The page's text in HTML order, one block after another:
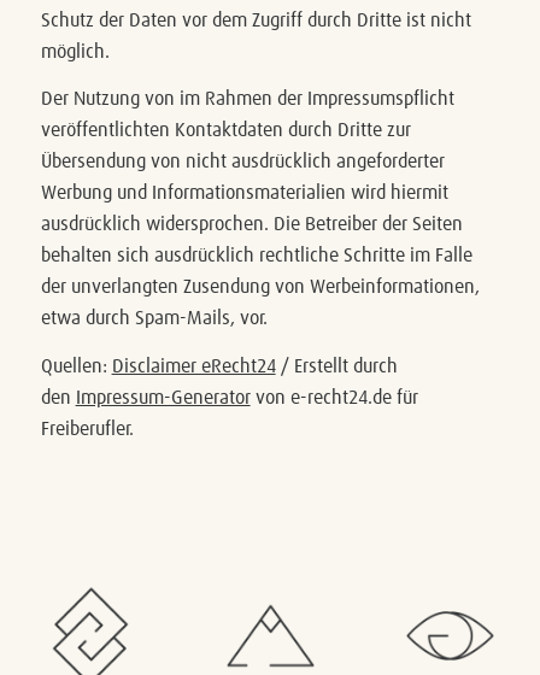
Schutz der Daten vor dem Zugriff durch Dritte ist nicht
möglich.
Der Nutzung von im Rahmen der Impressumspflicht
veröffentlichten Kontaktdaten durch Dritte zur
Übersendung von nicht ausdrücklich angeforderter
Werbung und Informationsmaterialien wird hiermit
ausdrücklich widersprochen. Die Betreiber der Seiten
behalten sich ausdrücklich rechtliche Schritte im Falle
der unverlangten Zusendung von Werbeinformationen,
etwa durch Spam-Mails, vor.
Quellen: Disclaimer eRecht24/ Erstellt durch
den
Impressum-Generatorvon e-recht24.de für
Freiberufler.